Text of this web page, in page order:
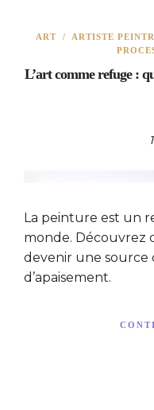
ART/ ARTISTE
L’art comme refuge :
La peinture est un
monde. Découvrez
devenir une
d’apaisement.